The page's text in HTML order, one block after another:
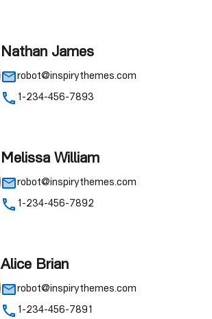
Nathan James
robot@inspirythemes.com
1-234-456-7893
Melissa William
robot@inspirythemes.com
1-234-456-7892
Alice Brian
robot@inspirythemes.com
1-234-456-7891